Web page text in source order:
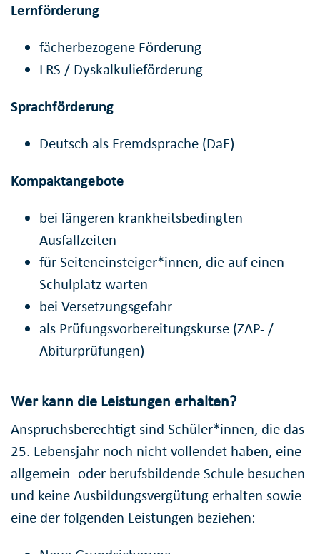
Lernförderung
fächerbezogene Förderung
LRS / Dyskalkulieförderung
Sprachförderung
Deutsch als Fremdsprache (DaF)
Kompaktangebote
bei längeren krankheitsbedingten
Ausfallzeiten
für Seiteneinsteiger*innen, die auf einen
Schulplatz warten
bei Versetzungsgefahr
als Prüfungsvorbereitungskurse (ZAP- /
Abiturprüfungen)
Wer kann die Leistungen erhalten?
Anspruchsberechtigt sind Schüler*innen, die das
25. Lebensjahr noch nicht vollendet haben, eine
allgemein- oder berufsbildende Schule besuchen
und keine Ausbildungsvergütung erhalten sowie
eine der folgenden Leistungen beziehen: